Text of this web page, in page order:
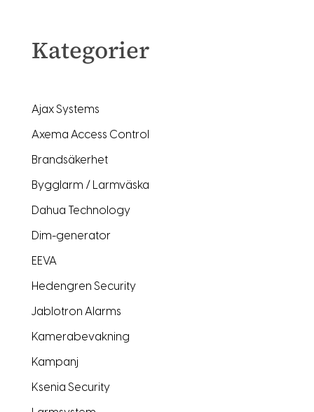
Kategorier
Ajax Systems
Axema Access Control
Brandsäkerhet
Bygglarm / Larmväska
Dahua Technology
Dim-generator
EEVA
Hedengren Security
Jablotron Alarms
Kamerabevakning
Kampanj
Ksenia Security